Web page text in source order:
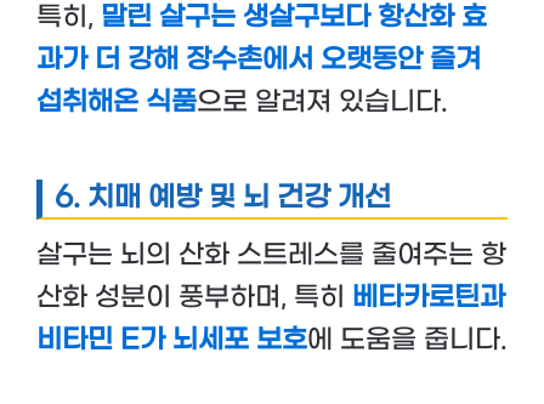
특히, 말린 살구는 생살구보다 항산화 효
과가 더 강해 장수촌에서 오랫동안 즐겨
섭취해온 식품으로 알려져 있습니다.
6. 치매 예방 및 뇌 건강 개선
살구는 뇌의 산화 스트레스를 줄여주는 항
산화 성분이 풍부하며, 특히
베타카로틴과
비타민 E가 뇌세포 보호에 도움을 줍니다.